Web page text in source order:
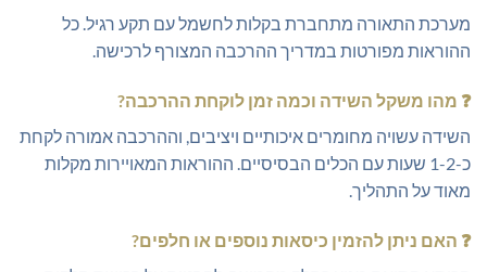
מערכת התאורה מתחברת בקלות לחשמל עם תקע רגיל. כל
ההוראות מפורטות במדריך ההרכבה המצורף לרכישה.
❓ מהו משקל השידה וכמה זמן לוקחת ההרכבה?
השידה עשויה מחומרים איכותיים ויציבים, וההרכבה אמורה לקחת
כ-1-2 שעות עם הכלים הבסיסיים. ההוראות המאויירות מקלות
מאוד על התהליך.
❓ האם ניתן להזמין כיסאות נוספים או חלפים?